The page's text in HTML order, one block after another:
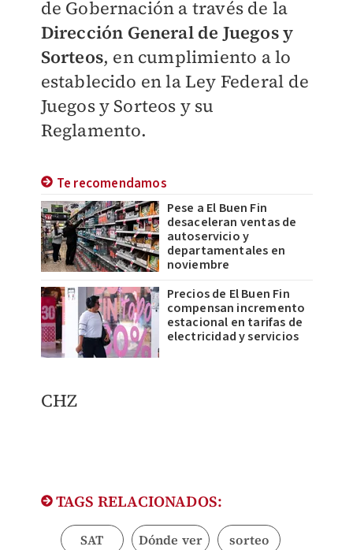
de Gobernación a través de la
Dirección General de Juegos y
Sorteos, en cumplimiento a lo
establecido en la Ley Federal de
Juegos y Sorteos y su
Reglamento.
Te recomendamos
Pese a El Buen Fin
desaceleran ventas de
autoservicio y
departamentales en
noviembre
Precios de El Buen Fin
compensan incremento
estacional en tarifas de
electricidad y servicios
CHZ
TAGS RELACIONADOS:
SAT Dónde ver sorteo